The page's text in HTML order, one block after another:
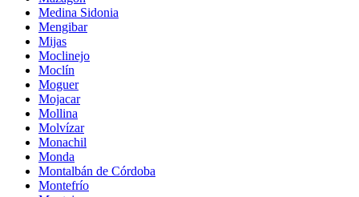
Medina Sidonia
Mengibar
Mijas
Moclinejo
Moclín
Moguer
Mojacar
Mollina
Molvízar
Monachil
Monda
Montalbán de Córdoba
Montefrío